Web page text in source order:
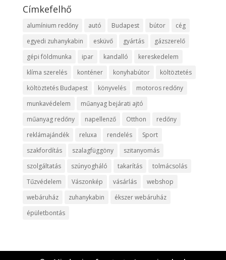
Címkefelhő
alumínium redőny autó Budapest bútor
cég
egyedi zuhanykabin
esküvő gyártás
gázszerelő
gépi földmunka
ipar kandalló
kereskedelem
klíma szerelés
konténer konyhabútor
költöztetés
költöztetés Budapest
könyvelés
motoros redőny
munkavédelem
műanyag bejárati ajtó
műanyag redőny
napellenző Otthon
redőny
reklámajándék
reluxa rendelés
Sport
szakfordítás
szalagfüggöny
szitanyomás
szolgáltatás
szúnyogháló takarítás
tolmácsolás
Tűzvédelem
Vászonkép vásárlás
webshop
webáruház
zuhanykabin
ékszer webáruház
épületbontás